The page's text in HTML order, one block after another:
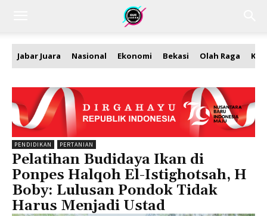
Jabar Juara Nasional Ekonomi Bekasi Olah Raga
PENDIDIKAN PERTANIAN
Pelatihan Budidaya Ikan di
Ponpes Halqoh El-Istighotsah, H
Boby: Lulusan Pondok Tidak
Harus Menjadi Ustad